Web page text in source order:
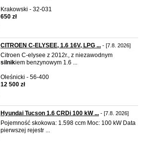
Krakowski - 32-031
650 zł
CITROEN C-ELYSEE, 1.6 16V, LPG ... - [7.8. 2026]
Citroen C-elysee z 2012r., z niezawodnym
silnikiem benzynowym 1.6 ...
Oleśnicki - 56-400
12 500 zł
Hyundai Tucson 1.6 CRDi 100 kW ... - [7.8. 2026]
Pojemność skokowa: 1.598 ccm Moc: 100 kW Data
pierwszej rejestr ...